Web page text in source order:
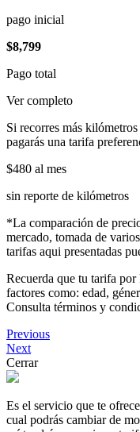
pago inicial
$8,799
Pago total
Ver completo
Si recorres más
pagarás una tarifa
$480 al mes
sin reporte de kilómetros
*La comparación de
mercado, tomada de
tarifas aqui presentadas
Recuerda que tu tarifa por
factores como: edad,
Consulta términos y
Previous
Next
Cerrar
Es el servicio que te
cual podrás cambiar de